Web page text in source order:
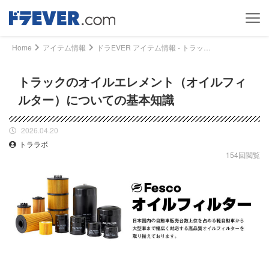
Home アイテム情報
トラックのオイルエレメント（オイルフィ
ルター）についての基本知識
2026.04.20
トララボ
154回閲覧